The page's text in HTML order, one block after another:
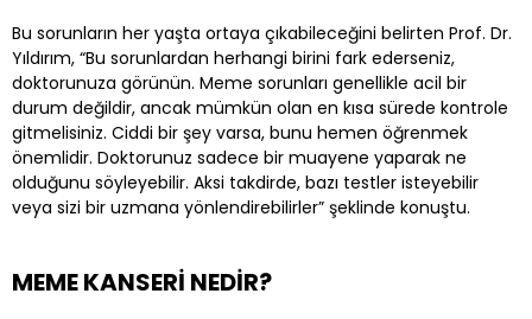
Bu sorunların her yaşta ortaya çıkabileceğini belirten Prof. Dr.
Yıldırım, “Bu sorunlardan herhangi birini fark ederseniz,
doktorunuza görünün. Meme sorunları genellikle acil bir
durum değildir, ancak mümkün olan en kısa sürede kontrole
gitmelisiniz. Ciddi bir şey varsa, bunu hemen öğrenmek
önemlidir. Doktorunuz sadece bir muayene yaparak ne
olduğunu söyleyebilir. Aksi takdirde, bazı testler isteyebilir
veya sizi bir uzmana yönlendirebilirler” şeklinde konuştu.
MEME KANSERİ NEDİR?